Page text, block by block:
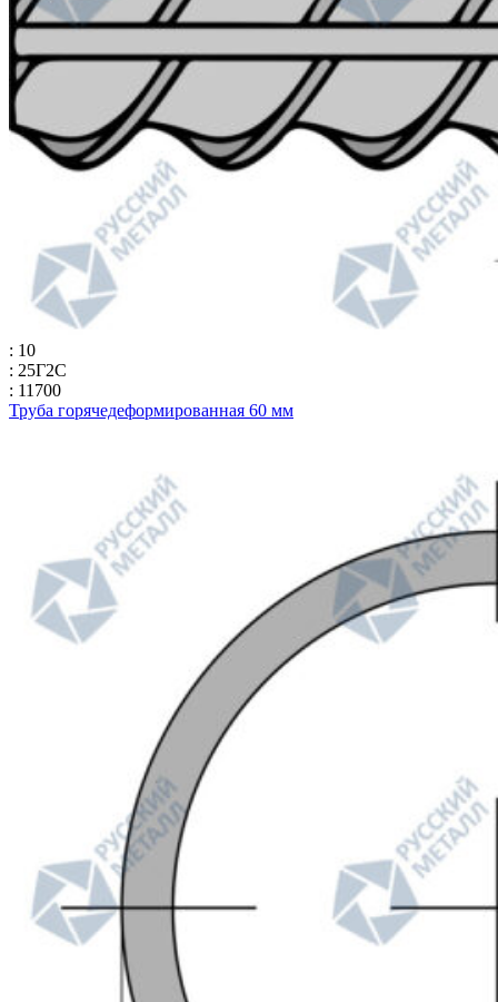
: 10
: 25Г2С
: 11700
Труба горячедеформированная 60 мм